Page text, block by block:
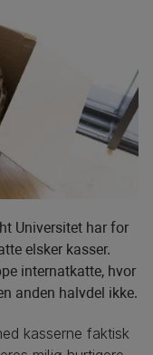
Universitet har for
elsker kasser.
internatkatte, hvor
anden halvdel ikke.
kasserne faktisk